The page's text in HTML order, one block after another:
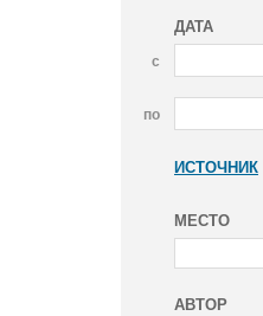
ДАТА
с
по
ИСТОЧНИК
МЕСТО
АВТОР